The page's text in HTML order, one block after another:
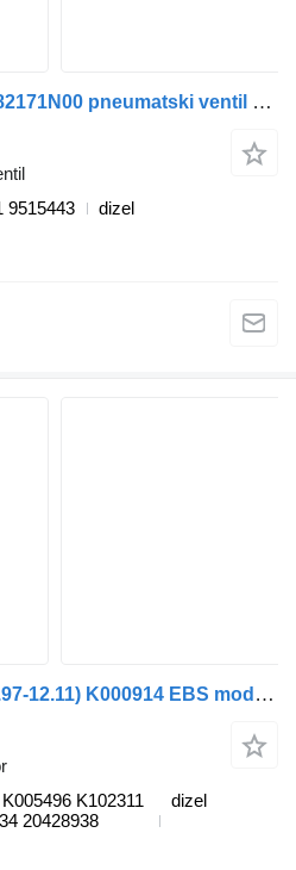
Knorr-Bremse HB1143 I82171N00 pneumatski ventil za Volvo B6, B7, B9, B10, B12 bus (1978-2011) autobusa
9515443
dizel
Knorr-Bremse B12B (01.97-12.11) K000914 EBS modulator za Volvo B6, B7, B9, B10, B12 bus (1978-2011) autobusa
K102311
20428938
dizel